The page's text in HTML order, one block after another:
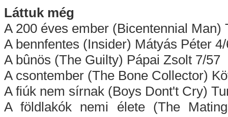
Láttuk még
A 200 éves ember (Bicentennial Man)
A bennfentes (Insider) Mátyás Péter
A bûnös (The Guilty) Pápai Zsolt 7/57
A csontember (The Bone Collector)
A fiúk nem sírnak (Boys Dont't Cry)
A földlakók nemi élete (The